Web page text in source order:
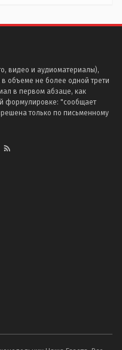
видео и аудиоматериалы),
объеме не более одной трети
в первом абзаце, как
формулировке: "сообщает
только по письменному